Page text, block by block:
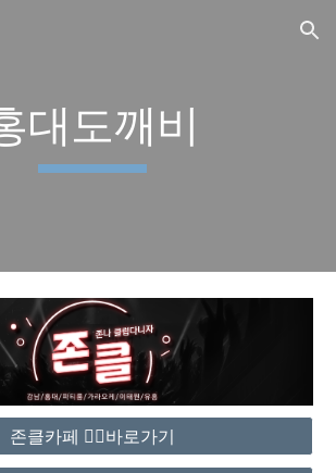
Skip to navigation
대도깨비
존클카페 ❤️‍🔥바로가기